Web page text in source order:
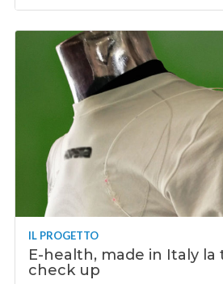
IL PROGETTO
E-health, made in Italy la
check up